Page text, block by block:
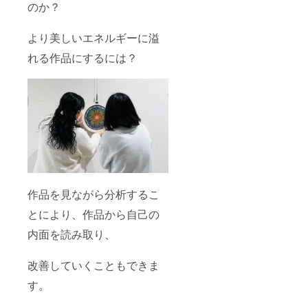
のか？
より美しいエネルギーに溢
れる作品にするには？
作品を見ながら分析するこ
とにより、作品から自己の
内面を読み取り、
改善していくこともできま
す。